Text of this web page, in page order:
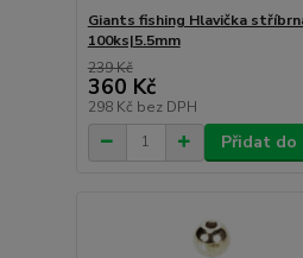
Giants fishing Hlavička
100ks|5.5mm
239 Kč
360 Kč
298 Kč bez DPH
Přidat do